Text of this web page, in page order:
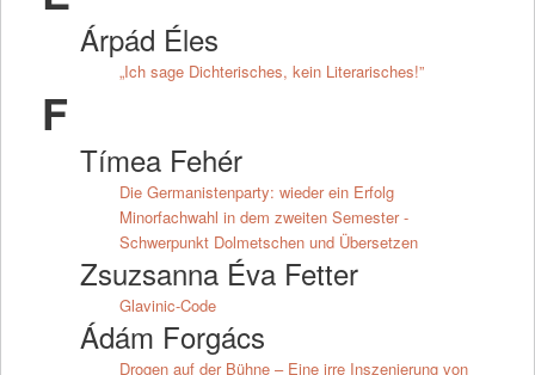
Árpád Éles
„Ich sage Dichterisches, kein Literarisches!”
F
Tímea Fehér
Die Germanistenparty: wieder ein Erfolg
Minorfachwahl in dem zweiten Semester -
Schwerpunkt Dolmetschen und Übersetzen
Zsuzsanna Éva Fetter
Glavinic-Code
Ádám Forgács
Drogen auf der Bühne – Eine irre Inszenierung von